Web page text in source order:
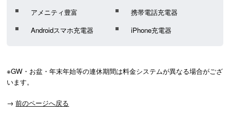
アメニティ豊富
携帯電話充電器
Androidスマホ充電器
iPhone充電器
※GW・お盆・年末年始等の連休期間は料金システムが異なる場合がござ
→ 前のページへ戻る